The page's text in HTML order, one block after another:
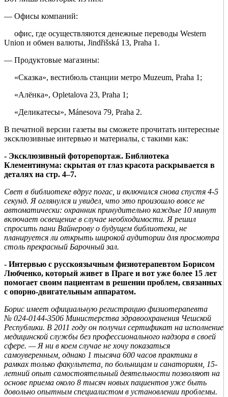
— Офисы компаний:
офис, где осуществляются денежные переводы Western
Union и обмен валюты, Jindřišská 13, Praha 1.
— Продуктовые магазины:
«Сказка», вестибюль станции метро Muzeum, Praha 1;
«Алёнка», Opletalova 23, Praha 1;
«Деликатесы», Mánesova 79, Praha 2.
В печатной версии газеты вы сможете прочитать интересные
эксклюзивные интервью и материалы, с такими как:
- Эксклюзивный фоторепортаж. Библиотека
Клементинума: скрытая от глаз красота раскрывается в
деталях на стр. 4–7.
Свет в библиотеке вдруг погас, и включился снова спустя 4-5
секунд. Я оглянулся и увидел, что это произошло вовсе не
автоматически: охранник принудительно каждые 10 минут
включает освещение в случае необходимости. Я решил
спросить пани Вайнерову о будущем библиотеки, не
планируется ли открыть широкой аудитории для просмотра
столь прекрасный Барочный зал.
- Интервью с русскоязычным физиотерапевтом Борисом
Любченко, который живет в Праге и вот уже более 15 лет
помогает своим пациентам в решении проблем, связанных
с опорно-двигательным аппаратом.
Борис имеет официальную регистрацию физиотерапевта
№ 024-0144-3506 Министерства здравоохранения Чешской
Республики. В 2011 году он получил сертификат на исполнение
медицинской службы без профессионального надзора в своей
сфере. — Я ни в коем случае не хочу показаться
самоуверенным, однако 1 тысяча 600 часов практики в
рамках только факультета, по больницам и санаториям, 15-
летний опыт самостоятельный деятельности позволяют на
основе приема около 8 тысяч новых пациентов уже быть
довольно опытным специалистом в установлении проблемы.